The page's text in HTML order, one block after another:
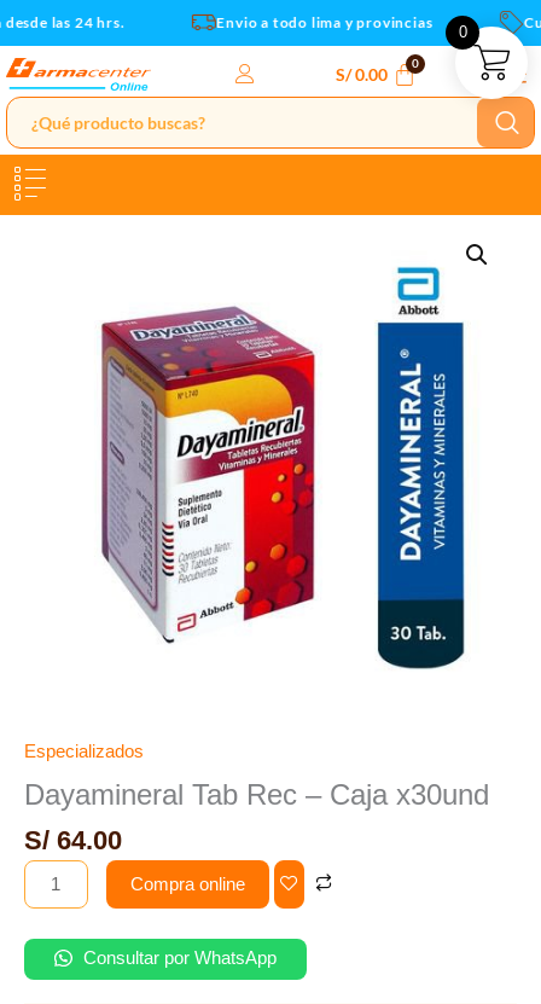
al
contenido
las 24 hrs. Envio a todo lima y provincias
S/0.00
Especializados
Dayamineral Tab Rec – Caja x30und
S/ 64.00
Compra online
Consultar por WhatsApp
0
cantidad